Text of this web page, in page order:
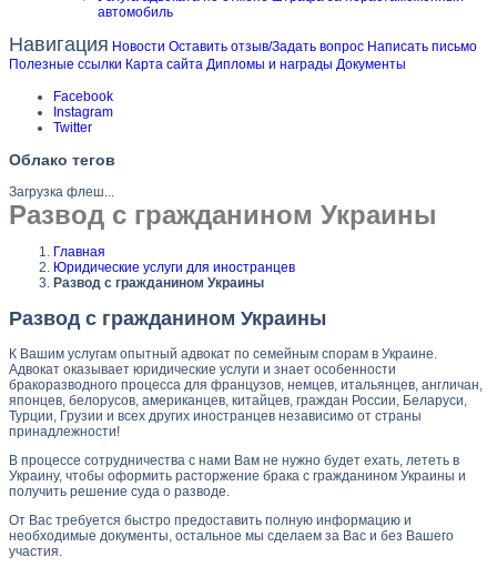
автомобиль
Навигация Новости Оставить отзыв/Задать вопрос Написать письмо
Полезные ссылки Карта сайта Дипломы и награды Документы
Facebook
Instagram
Twitter
Облако тегов
Загрузка флеш...
Развод с гражданином Украины
Главная
Юридические услуги для иностранцев
Развод с гражданином Украины
Развод с гражданином Украины
К Вашим услугам опытный адвокат по семейным спорам в Украине.
Адвокат оказывает юридические услуги и знает особенности
бракоразводного процесса для французов, немцев, итальянцев, англичан,
японцев, белорусов, американцев, китайцев, граждан России, Беларуси,
Турции, Грузии и всех других иностранцев независимо от страны
принадлежности!
В процессе сотрудничества с нами Вам не нужно будет ехать, лететь в
Украину, чтобы оформить расторжение брака с гражданином Украины и
получить решение суда о разводе.
От Вас требуется быстро предоставить полную информацию и
необходимые документы, остальное мы сделаем за Вас и без Вашего
участия.